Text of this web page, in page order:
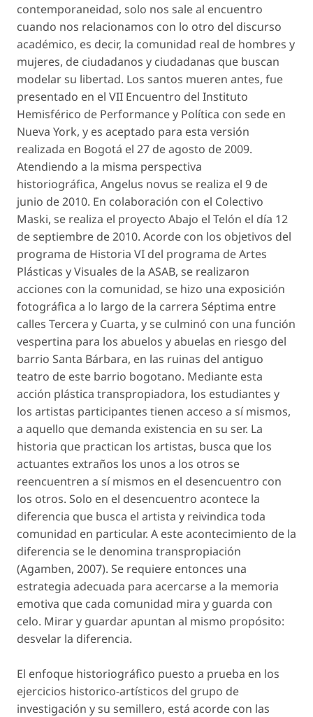
contemporaneidad, solo nos sale al encuentro
cuando nos relacionamos con lo otro del discurso
académico, es decir, la comunidad real de hombres y
mujeres, de ciudadanos y ciudadanas que buscan
modelar su libertad. Los santos mueren antes, fue
presentado en el VII Encuentro del Instituto
Hemisférico de Performance y Política con sede en
Nueva York, y es aceptado para esta versión
realizada en Bogotá el 27 de agosto de 2009.
Atendiendo a la misma perspectiva
historiográfica, Angelus novus se realiza el 9 de
junio de 2010. En colaboración con el Colectivo
Maski, se realiza el proyecto Abajo el Telón el día 12
de septiembre de 2010. Acorde con los objetivos del
programa de Historia VI del programa de Artes
Plásticas y Visuales de la ASAB, se realizaron
acciones con la comunidad, se hizo una exposición
fotográfica a lo largo de la carrera Séptima entre
calles Tercera y Cuarta, y se culminó con una función
vespertina para los abuelos y abuelas en riesgo del
barrio Santa Bárbara, en las ruinas del antiguo
teatro de este barrio bogotano. Mediante esta
acción plástica transpropiadora, los estudiantes y
los artistas participantes tienen acceso a sí mismos,
a aquello que demanda existencia en su ser. La
historia que practican los artistas, busca que los
actuantes extraños los unos a los otros se
reencuentren a sí mismos en el desencuentro con
los otros. Solo en el desencuentro acontece la
diferencia que busca el artista y reivindica toda
comunidad en particular. A este acontecimiento de la
diferencia se le denomina transpropiación
(Agamben, 2007). Se requiere entonces una
estrategia adecuada para acercarse a la memoria
emotiva que cada comunidad mira y guarda con
celo. Mirar y guardar apuntan al mismo propósito:
desvelar la diferencia.
El enfoque historiográfico puesto a prueba en los
ejercicios historico-artísticos del grupo de
investigación y su semillero, está acorde con las